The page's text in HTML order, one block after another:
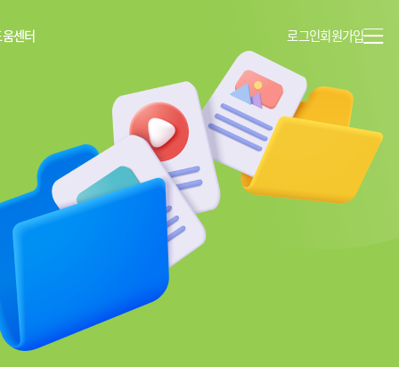
센터 로그인회원가입